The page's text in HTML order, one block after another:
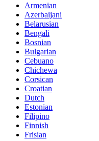
Armenian
Azerbaijani
Belarusian
Bengali
Bosnian
Bulgarian
Cebuano
Chichewa
Corsican
Croatian
Dutch
Estonian
Filipino
Finnish
Frisian